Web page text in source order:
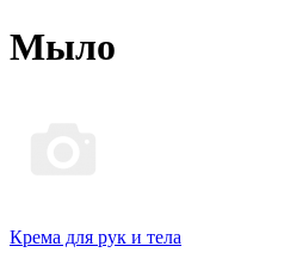
Мыло
Крема для рук и тела